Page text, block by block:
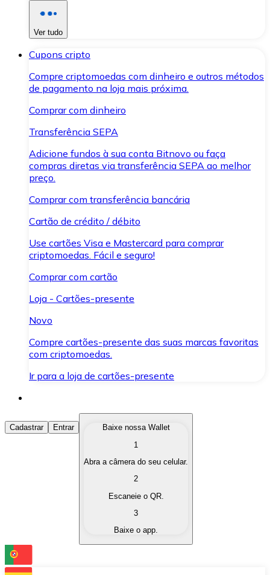
Ver tudo
Cupons cripto
Compre criptomoedas com dinheiro e outros métodos
de pagamento na loja mais próxima.
Comprar com dinheiro
Transferência SEPA
Adicione fundos à sua conta Bitnovo ou faça
compras diretas via transferência SEPA ao melhor
preço.
Comprar com transferência bancária
Cartão de crédito / débito
Use cartões Visa e Mastercard para comprar
criptomoedas. Fácil e seguro!
Comprar com cartão
Loja - Cartões-presente
Novo
Compre cartões-presente das suas marcas favoritas
com criptomoedas.
Ir para a loja de cartões-presente
Comprar Criptomoedas
Compre as criptomoedas de seu interesse de forma
Converta suas criptomoedas em moeda fiduciária
Troque uma criptomoeda por outra
Cadastrar Entrar
Baixe nossa Wallet
1
Abra a câmera do seu celular.
2
Escaneie o QR.
3
Baixe o app.